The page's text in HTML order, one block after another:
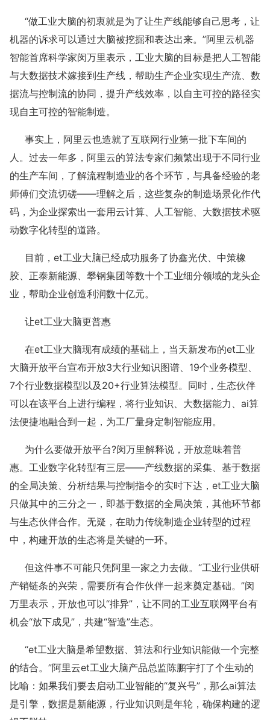
“做工业大脑的初衷就是为了让生产线能够自己思考，让
机器的诉求可以通过大脑被挖掘和表达出来。”阿里云机器
智能首席科学家闵万里表示，工业大脑的目标是把人工智能
与大数据技术嫁接到生产线，帮助生产企业实现生产流、数
据流与控制流的协同，提升产线效率，以自主可控的路径实
现自主可控的智能制造。
事实上，阿里云也造就了互联网行业第一批下车间的
人。过去一年多，阿里云的算法专家们频繁出现于不同行业
的生产车间，了解流程制造业的各个环节，与具备经验的老
师傅们交流切磋——理解之后，这些复杂的制造场景化作代
码，为企业探索出一套用云计算、人工智能、大数据技术驱
动数字化转型的道路。
目前，et工业大脑已经成功服务了协鑫光伏、中策橡
胶、正泰新能源、攀钢集团等数十个工业细分领域的龙头企
业，帮助企业创造利润数十亿元。
让et工业大脑更普惠
在et工业大脑现有成绩的基础上，当天新发布的et工业
大脑开放平台宣布开放3大行业知识图谱、19个业务模型、
7个行业数据模型以及20+行业算法模型。同时，生态伙伴
可以在该平台上进行编程，将行业知识、大数据能力、ai算
法便捷地融合到一起，为工厂量身定制智能应用。
为什么要做开放平台?闵万里解释说，开放意味着普
惠。工业数字化转型有三层——产线数据的采集、基于数据
的全局决策、分析结果与控制指令的实时下达，et工业大脑
只做其中的三分之一，即基于数据的全局决策，其他环节都
与生态伙伴合作。无疑，在助力传统制造企业转型的过程
中，构建开放的生态将是关键的一环。
但这件事不可能只凭阿里一家之力去做。“工业行业供研
产销链条的兴荣，需要所有合作伙伴一起来奠定基础。”闵
万里表示，开放也可以“排异”，让不同的工业互联网平台有
机会“放下成见”，共建“智造”生态。
“et工业大脑是希望数据、算法和行业知识能做一个完整
的结合。”阿里云et工业大脑产品总监陈鹏宇打了个生动的
比喻：如果我们要去启动工业智能的“复兴号”，那么ai算法
是引擎，数据是新能源，行业知识则是年轮，确保构建的逻